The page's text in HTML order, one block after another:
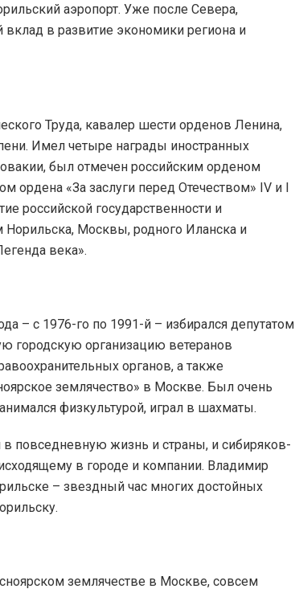
аэропорт. Уже после Севера,
вклад в развитие экономики региона и
Труда, кавалер шести орденов Ленина,
Имел четыре награды иностранных
был отмечен российским орденом
«За заслуги перед Отечеством» IV и I
российской государственности и
Москвы, родного Иланска и
века».
– с 1976-го по 1991-й – избирался депутатом
городскую организацию ветеранов
органов, а также
землячество» в Москве. Был очень
физкультурой, играл в шахматы.
повседневную жизнь и страны, и сибиряков-
в городе и компании. Владимир
– звездный час многих достойных
землячестве в Москве, совсем